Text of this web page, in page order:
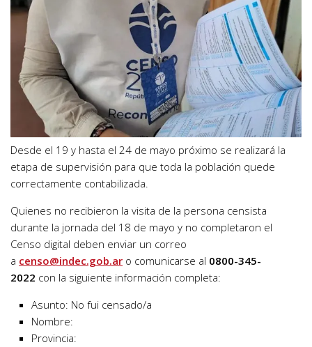
Desde el 19 y hasta el 24 de mayo próximo se realizará la
etapa de supervisión para que toda la población quede
correctamente contabilizada.
Quienes no recibieron la visita de la persona censista
durante la jornada del 18 de mayo y no completaron el
Censo digital deben enviar un correo
a censo@indec.gob.ar o comunicarse al 0800-345-
2022 con la siguiente información completa:
Asunto: No fui censado/a
Nombre:
Provincia: